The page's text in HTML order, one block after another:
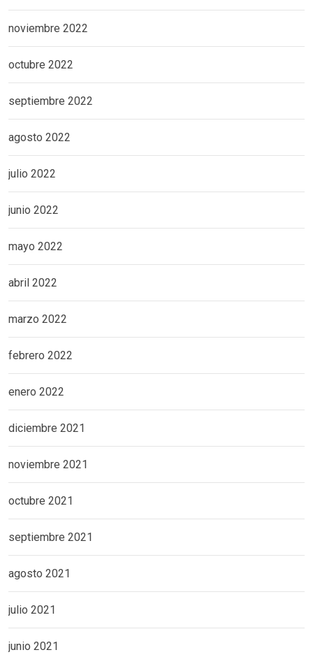
noviembre 2022
octubre 2022
septiembre 2022
agosto 2022
julio 2022
junio 2022
mayo 2022
abril 2022
marzo 2022
febrero 2022
enero 2022
diciembre 2021
noviembre 2021
octubre 2021
septiembre 2021
agosto 2021
julio 2021
junio 2021